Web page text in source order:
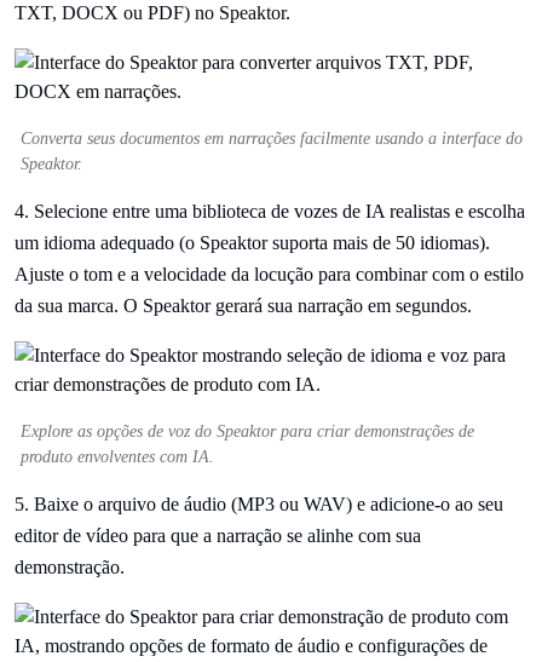
TXT, DOCX ou PDF) no Speaktor.
Converta seus documentos em narrações facilmente usando a interface do
Speaktor.
4. Selecione entre uma biblioteca de vozes de IA realistas e escolha
um idioma adequado (o Speaktor suporta mais de 50 idiomas).
Ajuste o tom e a velocidade da locução para combinar com o estilo
da sua marca. O Speaktor gerará sua narração em segundos.
Explore as opções de voz do Speaktor para criar demonstrações de
produto envolventes com IA.
5. Baixe o arquivo de áudio (MP3 ou WAV) e adicione-o ao seu
editor de vídeo para que a narração se alinhe com sua
demonstração.